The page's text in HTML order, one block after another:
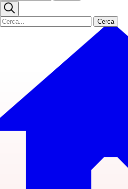
Cerca